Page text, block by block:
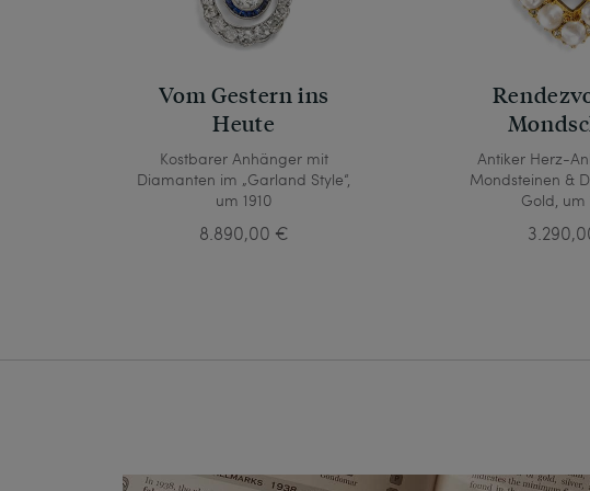
Vom Gestern ins
Heute
Kostbarer Anhänger mit
Diamanten im „Garland Style“,
um 1910
8.890,00 €
Antiker Herz-
Mondsteinen &
Gold, um